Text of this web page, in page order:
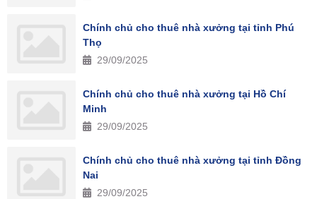
Chính chủ cho thuê nhà xưởng tại tỉnh Phú
Thọ
29/09/2025
Chính chủ cho thuê nhà xưởng tại Hồ Chí
Minh
29/09/2025
Chính chủ cho thuê nhà xưởng tại tỉnh Đồng
Nai
29/09/2025